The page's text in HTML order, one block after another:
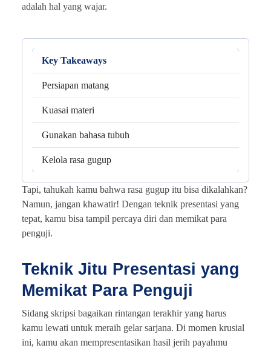
adalah hal yang wajar.
Key Takeaways
Persiapan matang
Kuasai materi
Gunakan bahasa tubuh
Kelola rasa gugup
Tapi, tahukah kamu bahwa rasa gugup itu bisa dikalahkan?
Namun, jangan khawatir! Dengan teknik presentasi yang
tepat, kamu bisa tampil percaya diri dan memikat para
penguji.
Teknik Jitu Presentasi yang
Memikat Para Penguji
Sidang skripsi bagaikan rintangan terakhir yang harus
kamu lewati untuk meraih gelar sarjana. Di momen krusial
ini, kamu akan mempresentasikan hasil jerih payahmu